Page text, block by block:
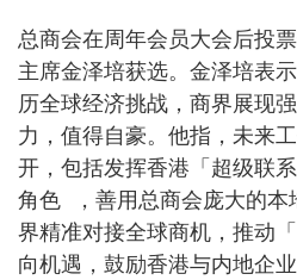
总商会在周年会员大会后投
主席金泽培获选。金泽培表
历全球经济挑战，商界展现
力，值得自豪。他指，未来
开，包括发挥香港「超级联
角色 ，善用总商会庞大的本
界精准对接全球商机，推动
向机遇，鼓励香港与内地企